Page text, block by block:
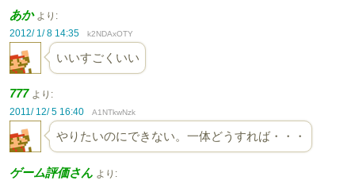
あか より:
2012/ 1/ 8 14:35
k2NDAxOTY
いいすごくいい
777 より:
2011/ 12/ 5 16:40
A1NTkwNzk
やりたいのにできない。一体どうすれば・・・
ゲーム評価さん より: